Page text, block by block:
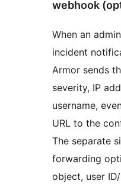
webhook
When an
incident
Armor sends
severity, IP
username,
URL to the
The separate
forwarding
object, user